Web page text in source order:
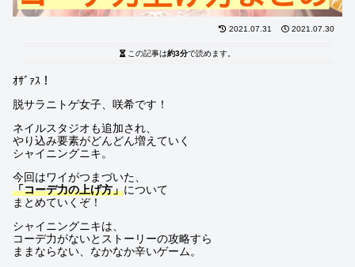
2021.07.31 2021.07.30
この記事は約3分で読めます。
ｵｻﾞｧｽ！
脱サラニトゲ女子、咲希です！
ネイルスタジオも追加され、
やり込み要素がどんどん増えていく
シャイニングニキ。
今回はワイがつまづいた、
「コーデ力の上げ方」について
まとめていくぞ！
シャイニングニキは、
コーデ力がないとストーリーの攻略すら
ままならない、なかなか辛いゲーム。